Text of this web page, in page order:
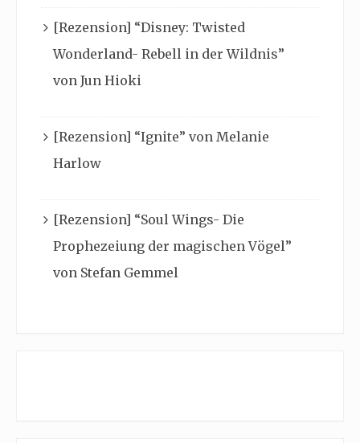
[Rezension] “Disney: Twisted
Wonderland- Rebell in der Wildnis”
von Jun Hioki
[Rezension] “Ignite” von Melanie
Harlow
[Rezension] “Soul Wings- Die
Prophezeiung der magischen Vögel”
von Stefan Gemmel